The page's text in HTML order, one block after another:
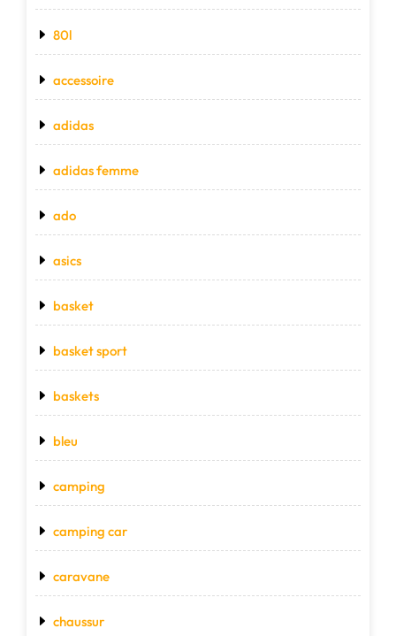
80l
accessoire
adidas
adidas femme
ado
asics
basket
basket sport
baskets
bleu
camping
camping car
caravane
chaussur